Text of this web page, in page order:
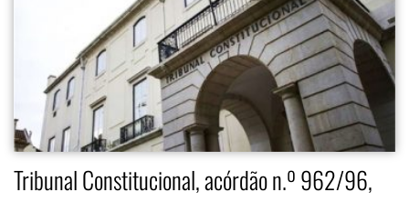
Tribunal Constitucional, acórdão n.º 962/96,